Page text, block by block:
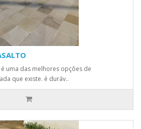
uma das melhores opções de
que existe. é duráv..